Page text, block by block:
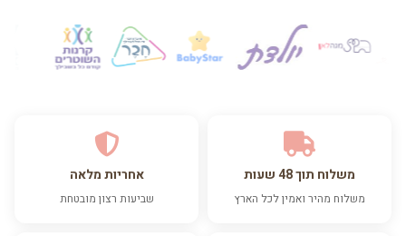
משלוח תוך 48 שעות
משלוח מהיר ואמין לכל הארץ
אחריות מלאה
שביעות רצון מובטחת